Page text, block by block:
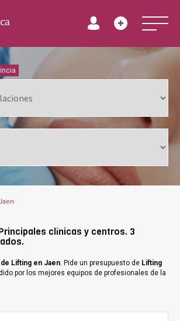
clínicas y centros. 3
Lifting en Jaen. Pide un presupuesto de Lifting
por los mejores equipos de profesionales de la